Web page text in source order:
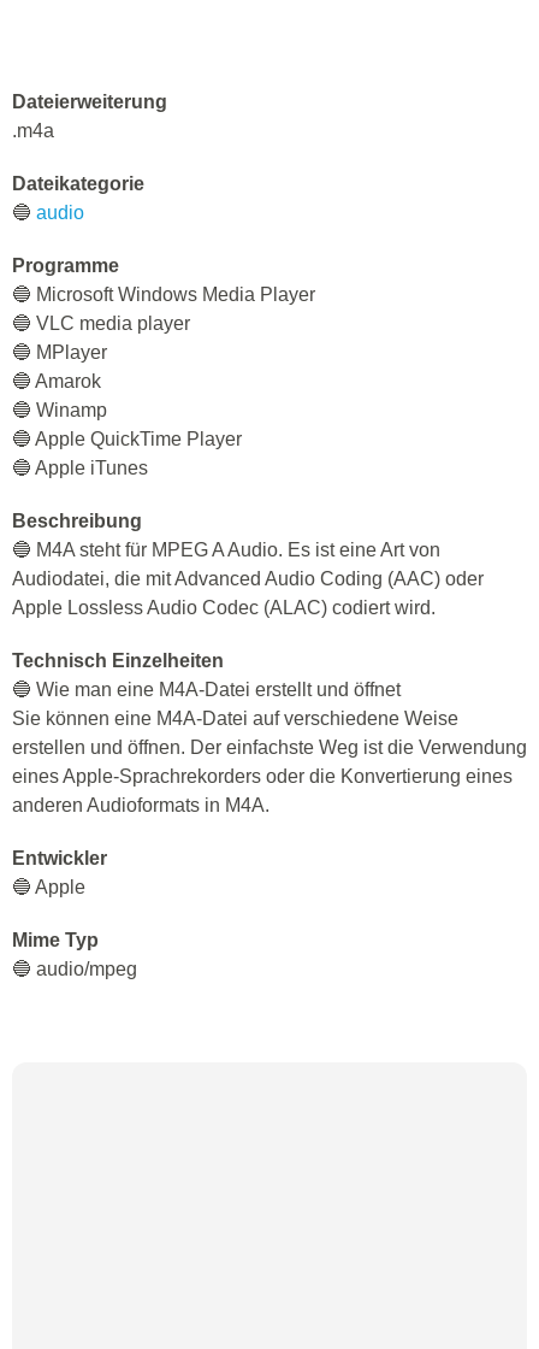
Dateierweiterung
.m4a
Dateikategorie
🔵 audio
Programme
🔵 Microsoft Windows Media Player
🔵 VLC media player
🔵 MPlayer
🔵 Amarok
🔵 Winamp
🔵 Apple QuickTime Player
🔵 Apple iTunes
Beschreibung
🔵 M4A steht für MPEG A Audio. Es ist eine Art von
Audiodatei, die mit Advanced Audio Coding (AAC) oder
Apple Lossless Audio Codec (ALAC) codiert wird.
Technisch Einzelheiten
🔵 Wie man eine M4A-Datei erstellt und öffnet
Sie können eine M4A-Datei auf verschiedene Weise
erstellen und öffnen. Der einfachste Weg ist die Verwendung
eines Apple-Sprachrekorders oder die Konvertierung eines
anderen Audioformats in M4A.
Entwickler
🔵 Apple
Mime Typ
🔵 audio/mpeg